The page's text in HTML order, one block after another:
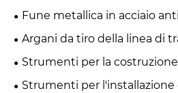
Fune metallica in acciaio
Argani da tiro della linea di
Strumenti per la
Strumenti per l'installazione